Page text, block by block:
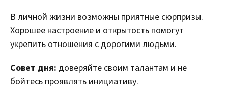
В личной жизни возможны приятные сюрпризы.
Хорошее настроение и открытость помогут
укрепить отношения с дорогими людьми.
Совет дня: доверяйте своим талантам и не
бойтесь проявлять инициативу.